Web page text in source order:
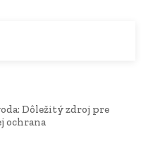
Dôležitý zdroj pre
ochrana